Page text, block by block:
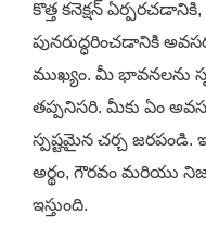
కొత్త కనెక్షన్
పునరుద్ధరించడానికి
ముఖ్యం. మీ భావనలను
తప్పనిసరి. మీకు ఏం
స్పష్టమైన చర్చ జరపండి.
అర్థం, గౌరవం
ఇస్తుంది.